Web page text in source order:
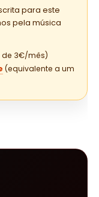
para este
pela música
de 3€/mês)
(equivalente a um